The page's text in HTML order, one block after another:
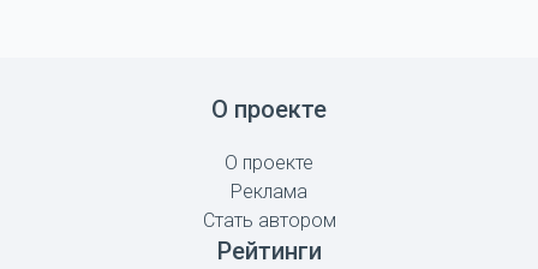
О проекте
О проекте
Реклама
Стать автором
Рейтинги